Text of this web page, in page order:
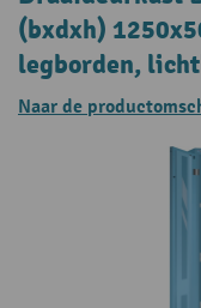
(bxdxh)
legborden,
Naar de